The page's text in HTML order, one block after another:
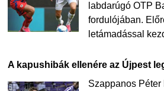
labdarúgó OTP
fordulójában.
letámadással
A kapushibák ellenére az Újpest
Szappanos Péter